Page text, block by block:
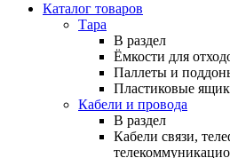
Каталог товаров
Тара
В раздел
Ёмкости для
Паллеты и
Пластиковые
Кабели и провода
В раздел
Кабели связи,